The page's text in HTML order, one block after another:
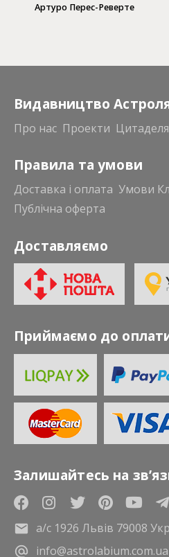
Артуро Перес-Реверте
Видавництво
Про нас Проекти Цитаделя
Правила та умови
Доставка і оплата Умови
Публічна оферта
Доставляємо
Приймаємо до
Залишайтесь на
а/с 1926 Львів 79008
info@astrolabium.com.ua